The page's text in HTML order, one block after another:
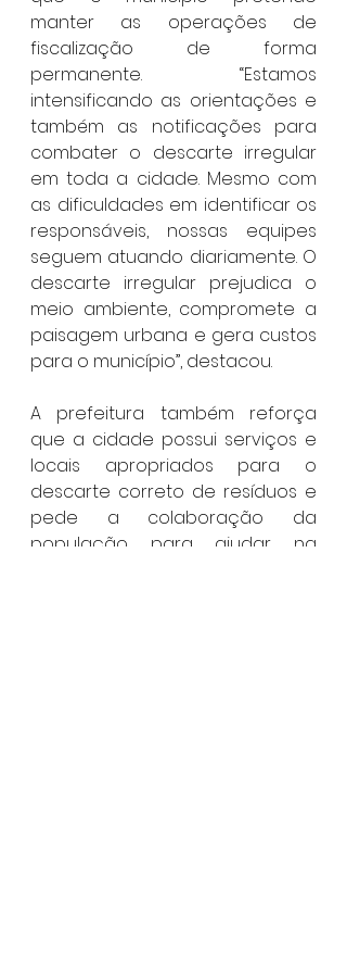
manter as operações de
fiscalização de forma
permanente. “Estamos
intensificando as orientações e
também as notificações para
combater o descarte irregular
em toda a cidade. Mesmo com
as dificuldades em identificar os
responsáveis, nossas equipes
seguem atuando diariamente. O
descarte irregular prejudica o
meio ambiente, compromete a
paisagem urbana e gera custos
para o município”, destacou.
A prefeitura também reforça
que a cidade possui serviços e
locais apropriados para o
descarte correto de resíduos e
pede a colaboração da
população para ajudar na